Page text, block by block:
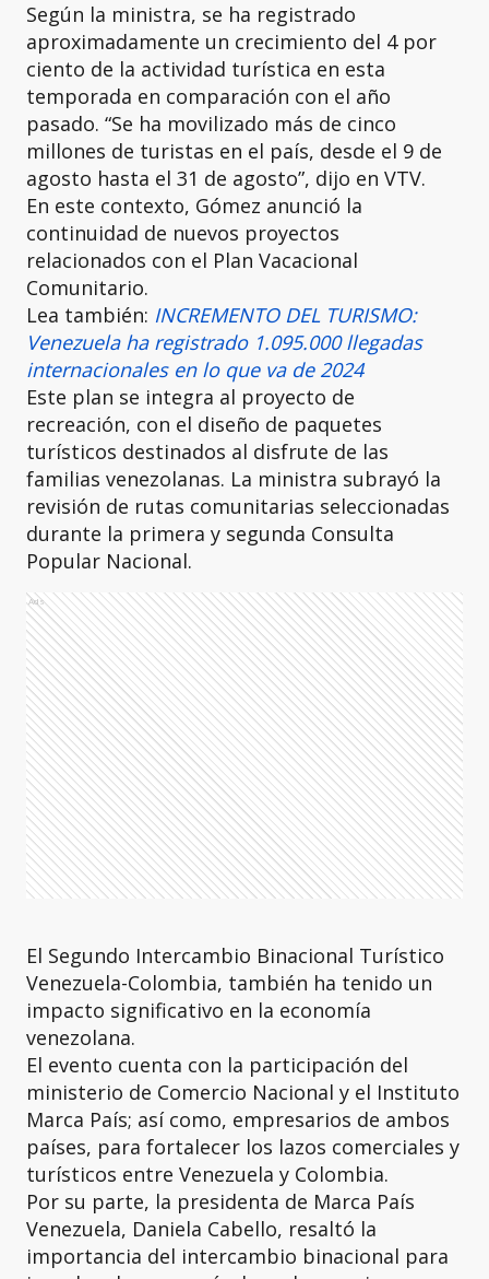
Según la ministra, se ha registrado
aproximadamente un crecimiento del 4 por
ciento de la actividad turística en esta
temporada en comparación con el año
pasado. “Se ha movilizado más de cinco
millones de turistas en el país, desde el 9 de
agosto hasta el 31 de agosto”, dijo en VTV.
En este contexto, Gómez anunció la
continuidad de nuevos proyectos
relacionados con el Plan Vacacional
Comunitario.
Lea también: INCREMENTO DEL TURISMO:
Venezuela ha registrado 1.095.000 llegadas
internacionales en lo que va de 2024
Este plan se integra al proyecto de
recreación, con el diseño de paquetes
turísticos destinados al disfrute de las
familias venezolanas. La ministra subrayó la
revisión de rutas comunitarias seleccionadas
durante la primera y segunda Consulta
Popular Nacional.
Ads
El Segundo Intercambio Binacional Turístico
Venezuela-Colombia, también ha tenido un
impacto significativo en la economía
venezolana.
El evento cuenta con la participación del
ministerio de Comercio Nacional y el Instituto
Marca País; así como, empresarios de ambos
países, para fortalecer los lazos comerciales y
turísticos entre Venezuela y Colombia.
Por su parte, la presidenta de Marca País
Venezuela, Daniela Cabello, resaltó la
importancia del intercambio binacional para